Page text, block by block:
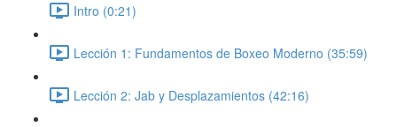
Intro (0:21)
Lección 1: Fundamentos de Boxeo Moderno (35:59)
Lección 2: Jab y Desplazamientos (42:16)